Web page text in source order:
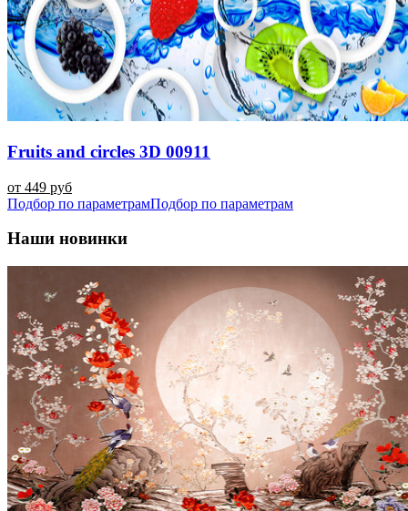
Fruits and circles 3D 00911
от 449 руб
Подбор по параметрамПодбор по параметрам
Наши новинки